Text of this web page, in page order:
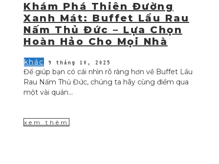
Khám Phá Thiên Đường
Xanh Mát: Buffet Lẩu Rau
Nấm Thủ Đức – Lựa Chọn
Hoàn Hảo Cho Mọi Nhà
khác 9 tháng 10, 2025
Để giúp bạn có cái nhìn rõ ràng hơn về Buffet Lẩu
Rau Nấm Thủ Đức, chúng ta hãy cùng điểm qua
một vài quán...
xem thêm